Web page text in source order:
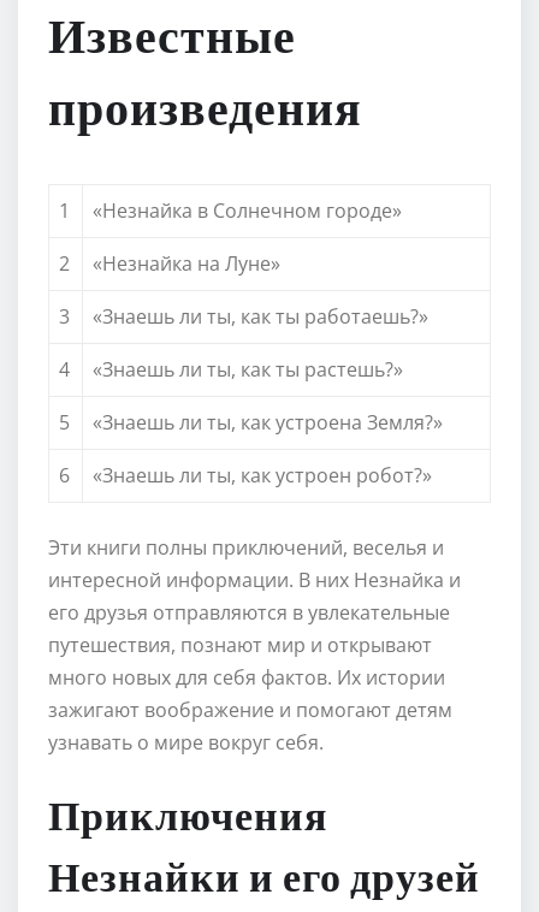
Известные
произведения
1
«Незнайка в Солнечном городе»
2
«Незнайка на Луне»
3
«Знаешь ли ты, как ты работаешь?»
4
«Знаешь ли ты, как ты растешь?»
5
«Знаешь ли ты, как устроена Земля?»
6
«Знаешь ли ты, как устроен робот?»
Эти книги полны приключений, веселья и
интересной информации. В них Незнайка и
его друзья отправляются в увлекательные
путешествия, познают мир и открывают
много новых для себя фактов. Их истории
зажигают воображение и помогают детям
узнавать о мире вокруг себя.
Приключения
Незнайки и его друзей